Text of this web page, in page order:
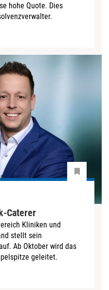
hohe Quote. Dies
Caterer
Kliniken und
stellt sein
Ab Oktober wird das
geleitet.